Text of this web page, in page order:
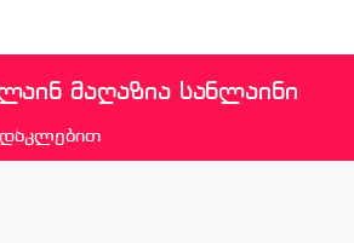
მაღაზია სანლაინი